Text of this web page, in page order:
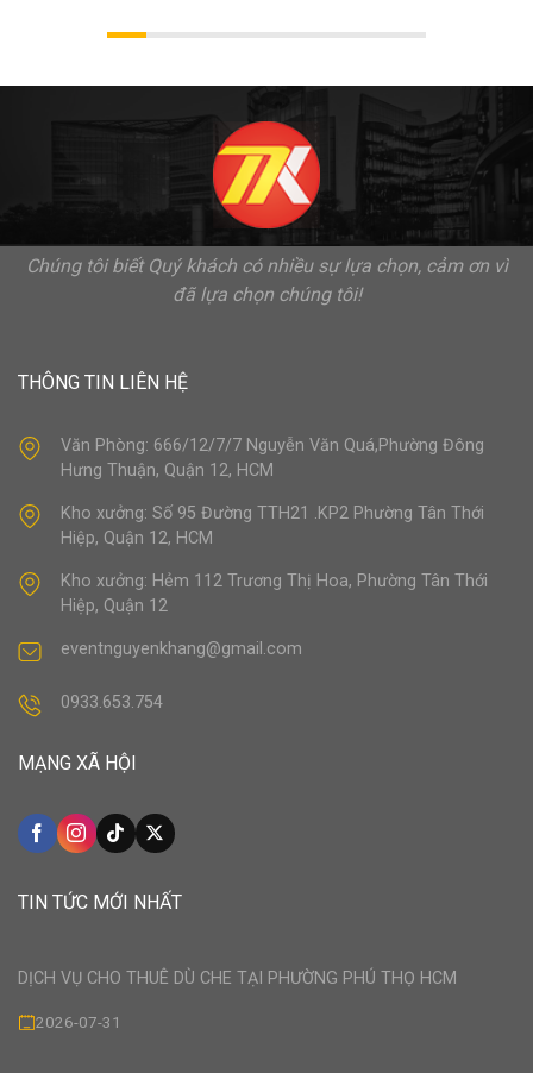
Chúng tôi biết Quý khách có nhiều sự lựa chọn, cảm ơn vì
đã lựa chọn chúng tôi!
THÔNG TIN LIÊN HỆ
Văn Phòng: 666/12/7/7 Nguyễn Văn Quá,Phường Đông
Hưng Thuận, Quận 12, HCM
Kho xưởng: Số 95 Đường TTH21 .KP2 Phường Tân Thới
Hiệp, Quận 12, HCM
Kho xưởng: Hẻm 112 Trương Thị Hoa, Phường Tân Thới
Hiệp, Quận 12
eventnguyenkhang@gmail.com
0933.653.754
MẠNG XÃ HỘI
TIN TỨC MỚI NHẤT
DỊCH VỤ CHO THUÊ DÙ CHE TẠI PHƯỜNG PHÚ THỌ HCM
2026-07-31